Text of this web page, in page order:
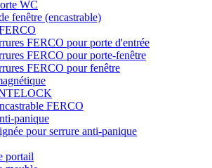
WC
fenêtre (encastrable)
FERCO pour porte d'entrée
FERCO pour porte-fenêtre
FERCO pour fenêtre
FERCO
panique
pour serrure anti-panique
portail